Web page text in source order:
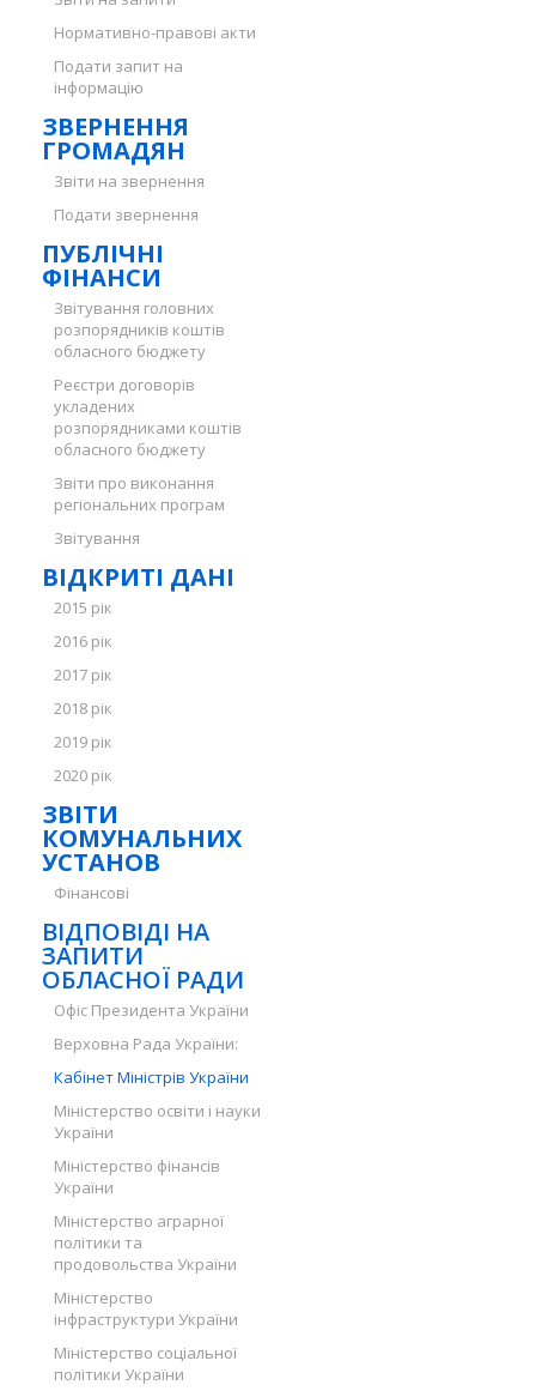
Нормативно-правові акти
Подати запит на
інформацію
ЗВЕРНЕННЯ
ГРОМАДЯН
Звіти на звернення
Подати звернення
ПУБЛІЧНІ
ФІНАНСИ
Звітування головних
розпорядників коштів
обласного бюджету
Реєстри договорів
укладених
розпорядниками коштів
обласного бюджету
Звіти про виконання
регіональних програм
Звітування
ВІДКРИТІ ДАНІ
2015 рік
2016 рік
2017 рік
2018 рік
2019 рік
2020 рік
ЗВІТИ
КОМУНАЛЬНИХ
УСТАНОВ
Фінансові
ВІДПОВІДІ НА
ЗАПИТИ
ОБЛАСНОЇ РАДИ
Офіс Президента України
Верховна Рада України:
Кабінет Міністрів України
Міністерство освіти і науки
України
Міністерство фінансів
України
Міністерство аграрної
політики та
продовольства України
Міністерство
інфраструктури України
Міністерство соціальної
політики України